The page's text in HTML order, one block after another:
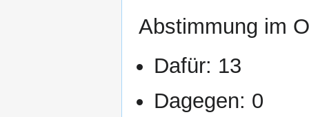
Abstimmung im
Dafür: 13
Dagegen: 0